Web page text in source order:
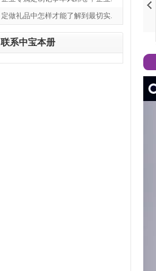
定做礼品中怎样才能了解到最切实.
联系中宝本册